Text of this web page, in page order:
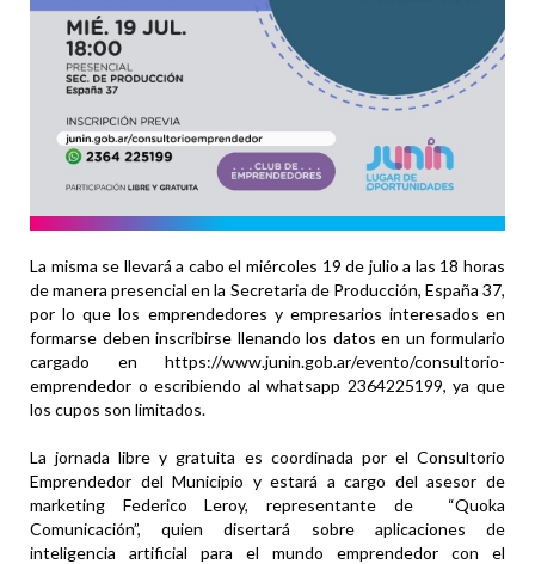
La misma se llevará a cabo el miércoles 19 de julio a las 18 horas
de manera presencial en la Secretaria de Producción, España 37,
por lo que los emprendedores y empresarios interesados en
formarse deben inscribirse llenando los datos en un formulario
cargado en https://www.junin.gob.ar/evento/consultorio-
emprendedor o escribiendo al whatsapp 2364225199, ya que
los cupos son limitados.
La jornada libre y gratuita es coordinada por el Consultorio
Emprendedor del Municipio y estará a cargo del asesor de
marketing Federico Leroy, representante de “Quoka
Comunicación”, quien disertará sobre aplicaciones de
inteligencia artificial para el mundo emprendedor con el